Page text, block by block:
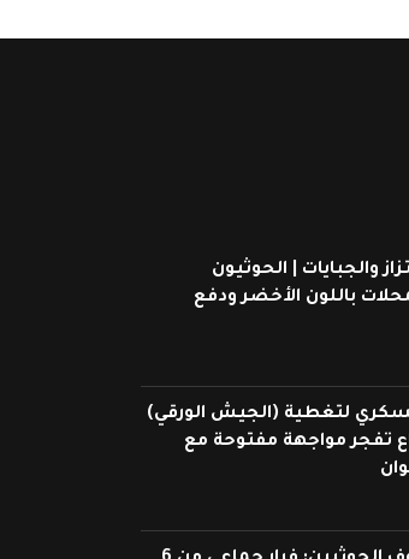
والجبايات | الحوثيون
باللون الأخضر ودفع
لتغطية (الجيش الورقي)
تفجر مواجهة مفتوحة مع